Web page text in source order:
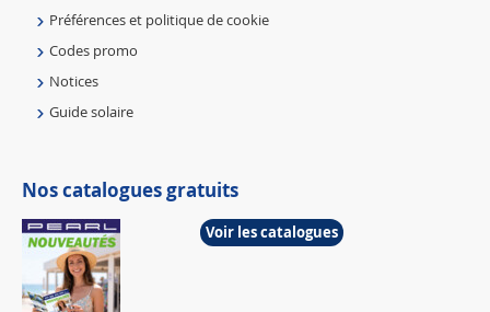
Préférences et politique de cookie
Codes promo
Notices
Guide solaire
Nos catalogues gratuits
Voir les catalogues